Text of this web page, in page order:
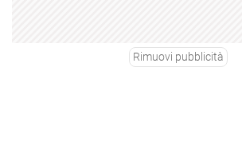
Rimuovi pubblicità